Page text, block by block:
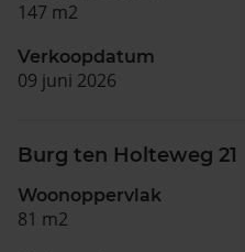
147 m2
Verkoopdatum
09 juni 2026
Burg ten Holteweg 21
Woonoppervlak
81 m2